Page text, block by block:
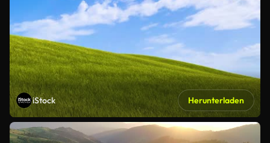
iStock Herunterladen